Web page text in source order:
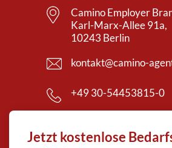
Camino Employer
Karl-Marx-Allee 91a,
10243 Berlin
kontakt@camino-
+49 30-54453815-0
Jetzt kostenlose